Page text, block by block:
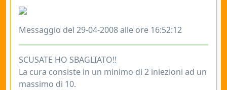
Messaggio del 29-04-2008 alle ore 16:52:12
SCUSATE HO SBAGLIATO!!
La cura consiste in un minimo di 2 iniezioni ad un
massimo di 10.